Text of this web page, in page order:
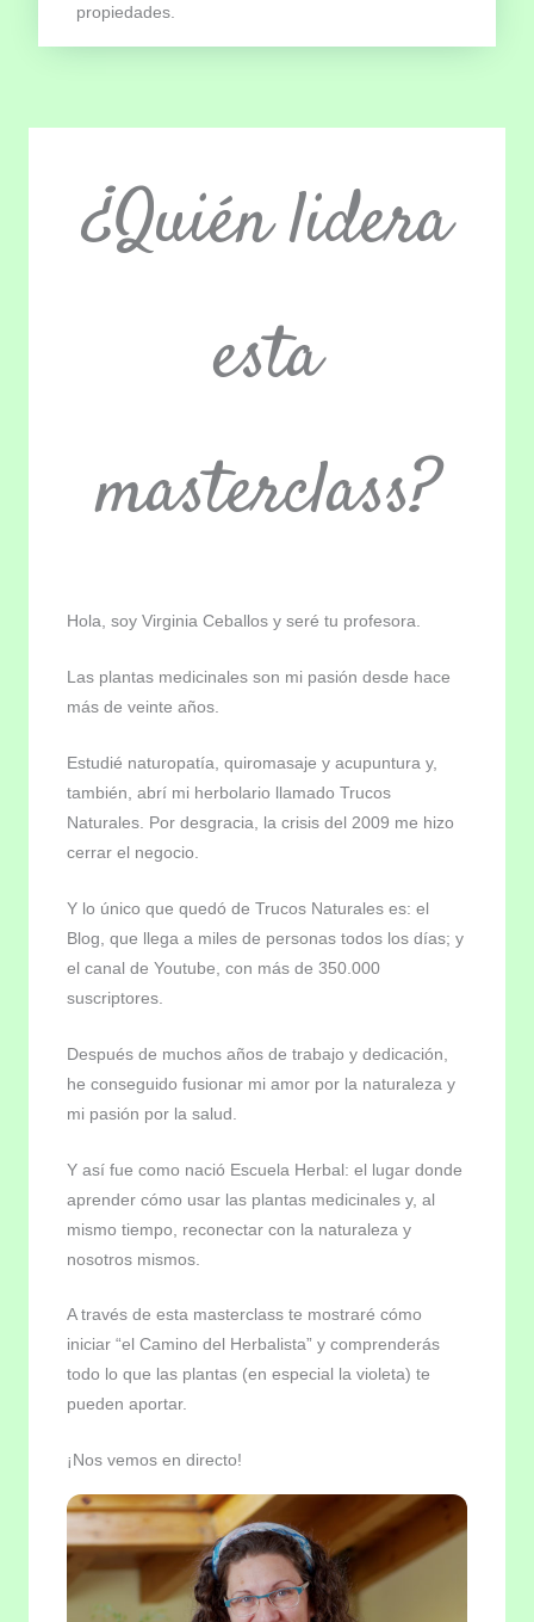
propiedades.
¿Quién lidera
esta
masterclass?
Hola, soy Virginia Ceballos y seré tu profesora.
Las plantas medicinales son mi pasión desde hace
más de veinte años.
Estudié naturopatía, quiromasaje y acupuntura y,
también, abrí mi herbolario llamado Trucos
Naturales. Por desgracia, la crisis del 2009 me hizo
cerrar el negocio.
Y lo único que quedó de Trucos Naturales es: el
Blog, que llega a miles de personas todos los días; y
el canal de Youtube, con más de 350.000
suscriptores.
Después de muchos años de trabajo y dedicación,
he conseguido fusionar mi amor por la naturaleza y
mi pasión por la salud.
Y así fue como nació Escuela Herbal: el lugar donde
aprender cómo usar las plantas medicinales y, al
mismo tiempo, reconectar con la naturaleza y
nosotros mismos.
A través de esta masterclass te mostraré cómo
iniciar “el Camino del Herbalista” y comprenderás
todo lo que las plantas (en especial la violeta) te
pueden aportar.
¡Nos vemos en directo!